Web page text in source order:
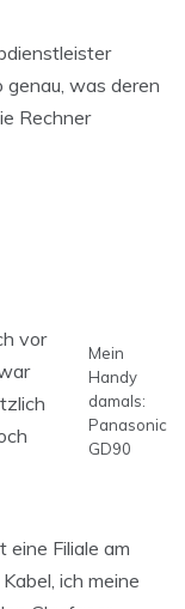
genau, was deren
Rechner
Mein
Handy
damals:
Panasonic
GD90
vor
eine Filiale am
ich meine